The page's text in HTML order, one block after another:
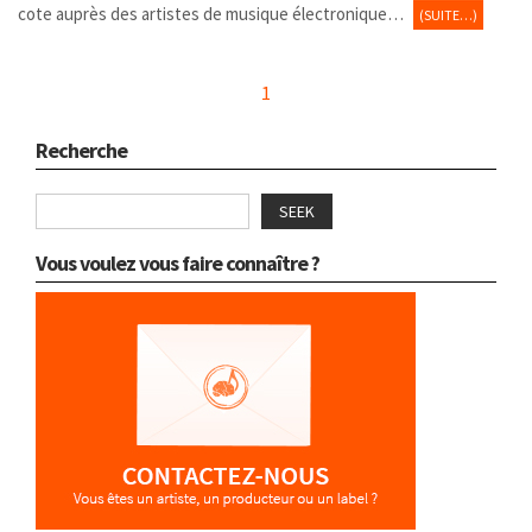
cote auprès des artistes de musique électronique…
(SUITE…)
1
Recherche
SEEK
Vous voulez vous faire connaître ?